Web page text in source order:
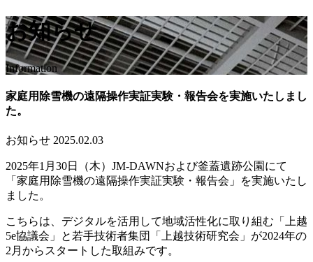
お知らせ
Information
家庭用除雪機の遠隔操作実証実験・報告会を実施いたしまし
た。
お知らせ 2025.02.03
2025年1月30日（木）JM-DAWNおよび釜蓋遺跡公園にて
「家庭用除雪機の遠隔操作実証実験・報告会」を実施いたし
ました。
こちらは、デジタルを活用して地域活性化に取り組む「上越
5e協議会」と若手技術者集団「上越技術研究会」が2024年の
2月からスタートした取組みです。